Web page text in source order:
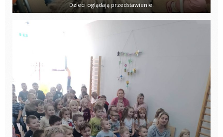
Dzieci oglądają przedstawienie.